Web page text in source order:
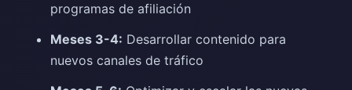
programas de afiliación
Meses 3-4: Desarrollar contenido para
nuevos canales de tráfico